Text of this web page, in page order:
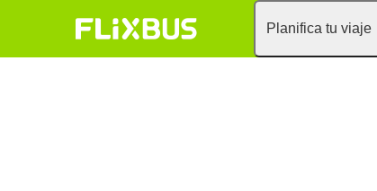
Planifica tu viaje